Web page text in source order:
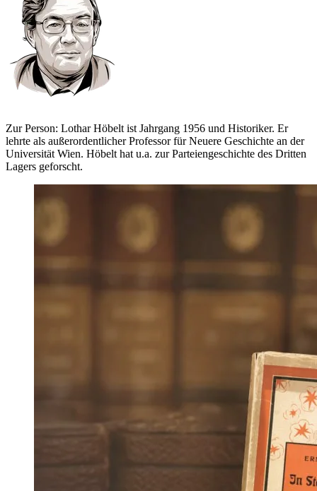
Zur Person: Lothar Höbelt ist Jahrgang 1956 und Historiker. Er
lehrte als außerordentlicher Professor für Neuere Geschichte an der
Universität Wien. Höbelt hat u.a. zur Parteiengeschichte des Dritten
Lagers geforscht.